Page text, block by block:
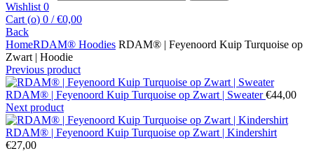
Wishlist 0
Cart (o) 0 / €0,00
Back
HomeRDAM® Hoodies RDAM® | Feyenoord Kuip Turquoise op
Zwart | Hoodie
Previous product
RDAM® | Feyenoord Kuip Turquoise op Zwart | Sweater€44,00
Next product
RDAM® | Feyenoord Kuip Turquoise op Zwart | Kindershirt
€27,00